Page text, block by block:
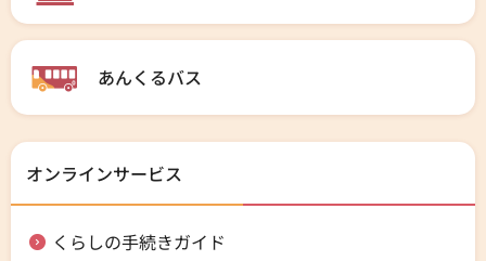
あんくるバス
オンラインサービス
くらしの手続きガイド